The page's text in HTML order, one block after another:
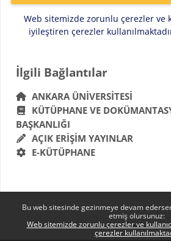
Bu web sitesinde gezinmeye devam
etmiş olursunuz:
Web sitemizde zorunlu çerezler ve
çerezler
Web sitemizde zorunlu çerezler ve
iyileştiren çerezler
Bloklar
İlgili Bağlantılar 'yı atla
İlgili Bağlantılar
ANKARA ÜNIVERSITESI
KÜTÜPHANE VE
BAŞKANLIĞI
AÇIK ERIŞIM YAYINLAR
E-KÜTÜPHANE